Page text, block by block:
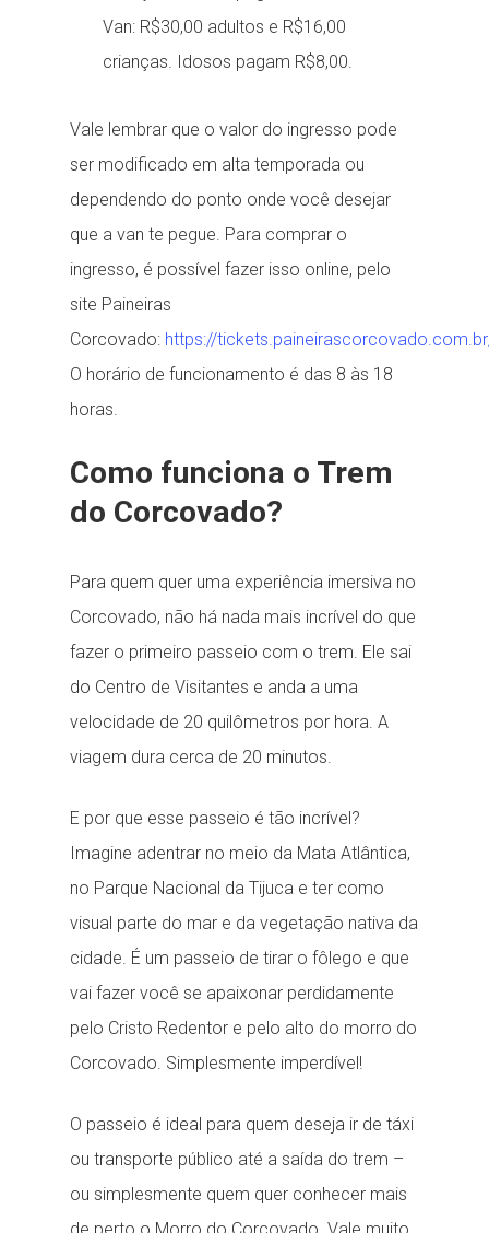
Van: R$30,00 adultos e R$16,00
crianças. Idosos pagam R$8,00.
Vale lembrar que o valor do ingresso pode
ser modificado em alta temporada ou
dependendo do ponto onde você desejar
que a van te pegue. Para comprar o
ingresso, é possível fazer isso online, pelo
site Paineiras
Corcovado: https://
O horário de funcionamento é das 8 às 18
horas.
Como funciona o Trem
do Corcovado?
Para quem quer uma experiência imersiva no
Corcovado, não há nada mais incrível do que
fazer o primeiro passeio com o trem. Ele sai
do Centro de Visitantes e anda a uma
velocidade de 20 quilômetros por hora. A
viagem dura cerca de 20 minutos.
E por que esse passeio é tão incrível?
Imagine adentrar no meio da Mata Atlântica,
no Parque Nacional da Tijuca e ter como
visual parte do mar e da vegetação nativa da
cidade. É um passeio de tirar o fôlego e que
vai fazer você se apaixonar perdidamente
pelo Cristo Redentor e pelo alto do morro do
Corcovado. Simplesmente imperdível!
O passeio é ideal para quem deseja ir de táxi
ou transporte público até a saída do trem –
ou simplesmente quem quer conhecer mais